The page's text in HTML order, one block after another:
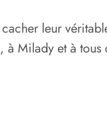
leur
Milady et à